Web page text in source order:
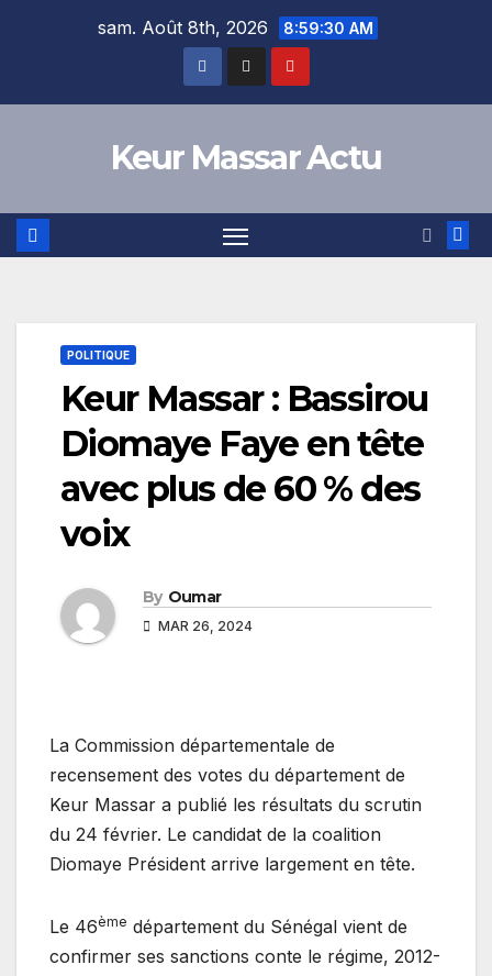
sam. Août 8th, 2026 8:59:30 AM
Keur Massar Actu
POLITIQUE
Keur Massar : Bassirou
Diomaye Faye en tête
avec plus de 60 % des
voix
By Oumar
MAR 26, 2024
La Commission départementale de
recensement des votes du département de
Keur Massar a publié les résultats du scrutin
du 24 février. Le candidat de la coalition
Diomaye Président arrive largement en tête.
Le 46ème département du Sénégal vient de
confirmer ses sanctions conte le régime, 2012-